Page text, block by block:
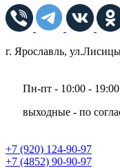
г. Ярославль,
Пн-пт - 10:00 - 19:00
выходные - по
+7 (920) 124-90-97
+7 (4852) 90-90-97